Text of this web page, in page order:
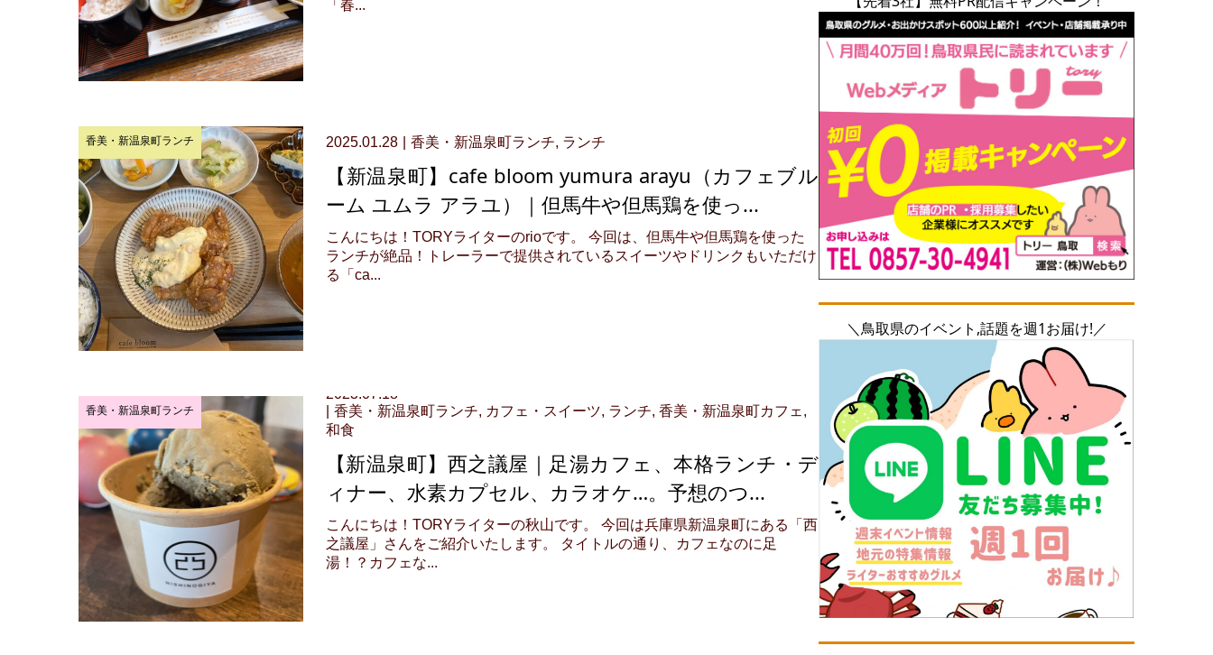
「春...
香美・新温泉町ランチ 2025.01.28 香美・新温泉町ランチ, ランチ
【新温泉町】cafe bloom yumura arayu（カフェブル
ーム ユムラ アラユ）｜但馬牛や但馬鶏を使っ...
こんにちは！TORYライターのrioです。 今回は、但馬牛や但馬鶏を使った
ランチが絶品！トレーラーで提供されているスイーツやドリンクもいただけ
る「ca...
香美・新温泉町ランチ
2023.07.18
香美・新温泉町ランチ, カフェ・スイーツ, ランチ, 香美・新温泉町カフェ ,
和食
【新温泉町】西之議屋｜足湯カフェ、本格ランチ・デ
ィナー、水素カプセル、カラオケ…。予想のつ...
こんにちは！TORYライターの秋山です。 今回は兵庫県新温泉町にある「西
之議屋」さんをご紹介いたします。 タイトルの通り、カフェなのに足
湯！？カフェな...
＼鳥取県のイベント,話題を週1お届け!／